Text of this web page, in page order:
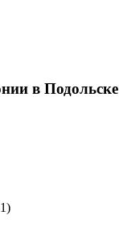
в Подольске
)